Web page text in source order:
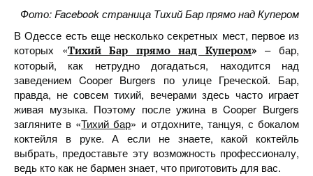
Фото: Facebook страница Тихий Бар прямо над Купером
В Одессе есть еще несколько секретных мест, первое из
которых «Тихий Бар прямо над Купером» – бар,
который, как нетрудно догадаться, находится над
заведением Cooper Burgers по улице Греческой. Бар,
правда, не совсем тихий, вечерами здесь часто играет
живая музыка. Поэтому после ужина в Cooper Burgers
загляните в «Тихий бар» и отдохните, танцуя, с бокалом
коктейля в руке. А если не знаете, какой коктейль
выбрать, предоставьте эту возможность профессионалу,
ведь кто как не бармен знает, что приготовить для вас.